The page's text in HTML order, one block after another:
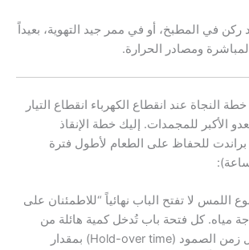
ركن في المطبخ، أو في ممر جيد التهوية، بعيداً
ومصادر الحرارة.
النجاة عند انقطاع الكهرباء انقطاع التيار
الأكبر للمجمدات. إليك خطة الإنقاذ
براندت للحفاظ على الطعام لأطول فترة
اللمس لا تفتح الباب نهائياً “للاطمئنان على
مياه. كل فتحة باب تُدخل كمية هائلة من
الهواء الساخن وتقلل زمن الصمود (Hold-over time) بمقدار